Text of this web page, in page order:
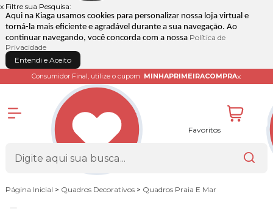
x Filtre sua Pesquisa:
Aqui na Kiaga usamos cookies para personalizar nossa loja virtual e
torná-la mais eficiente e agradável durante a sua navegação. Ao
continuar navegando, você concorda com a nossa Política de
Privacidade
Entendi e Aceito
Consumidor Final, utilize o cupom MINHAPRIMEIRACOMPRAx
Favoritos
Página Inicial > Quadros Decorativos > Quadros Praia E Mar